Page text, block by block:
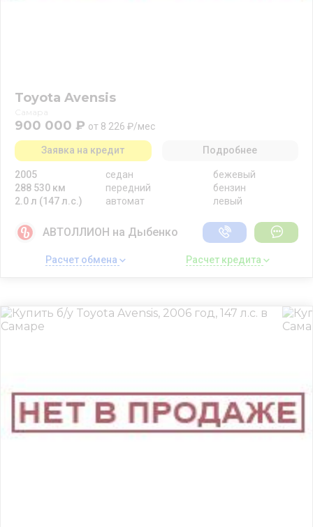
Toyota Avensis
Самара
900 000 ₽ от 8 226 ₽/мес
2005
288 530 км
2.0 л (147 л.с.)
седан
передний
автомат
бежевый
бензин
левый
Заявка на кредит Подробнее
АВТОЛЛИОН на Дыбенко
Расчет обмена Расчет кредита